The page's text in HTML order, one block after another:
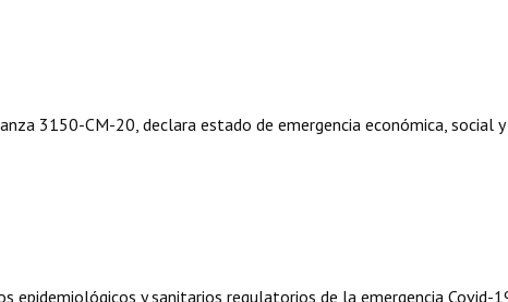
3150-CM-20, declara estado de emergencia económica, social y
epidemiológicos y sanitarios regulatorios de la emergencia Covid-